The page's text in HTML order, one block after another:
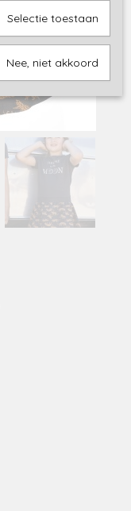
Selectie toestaan
Nee, niet akkoord